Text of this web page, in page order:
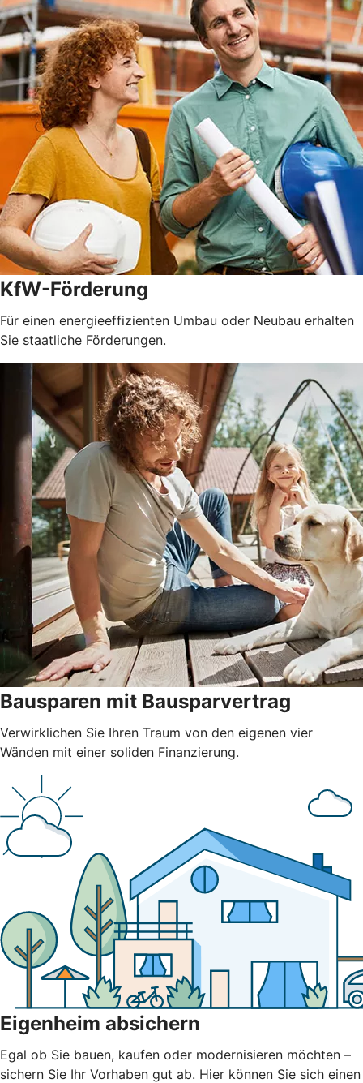
KfW-Förderung
Für einen energieeffizienten Umbau oder Neubau erhalten
Sie staatliche Förderungen.
Bausparen mit Bausparvertrag
Verwirklichen Sie Ihren Traum von den eigenen vier
Wänden mit einer soliden Finanzierung.
Eigenheim absichern
Egal ob Sie bauen, kaufen oder modernisieren möchten –
sichern Sie Ihr Vorhaben gut ab. Hier können Sie sich einen